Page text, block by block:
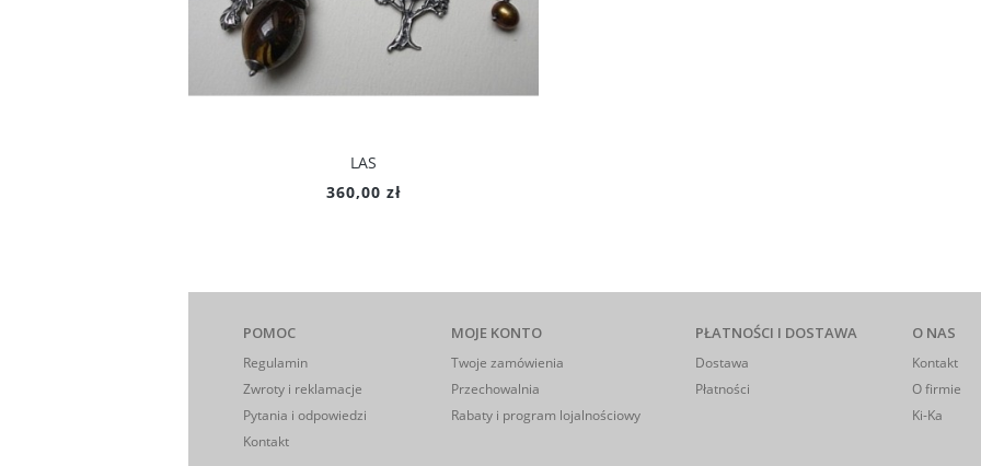
LAS
360,00 zł
POMOC
Regulamin
Zwroty i reklamacje
Pytania i odpowiedzi
Kontakt
MOJE KONTO
Twoje zamówienia
Przechowalnia
Rabaty i program lojalnościowy
PŁATNOŚCI I DOSTAWA
Dostawa
Płatności
O NAS
Kontakt
O firmie
Ki-Ka